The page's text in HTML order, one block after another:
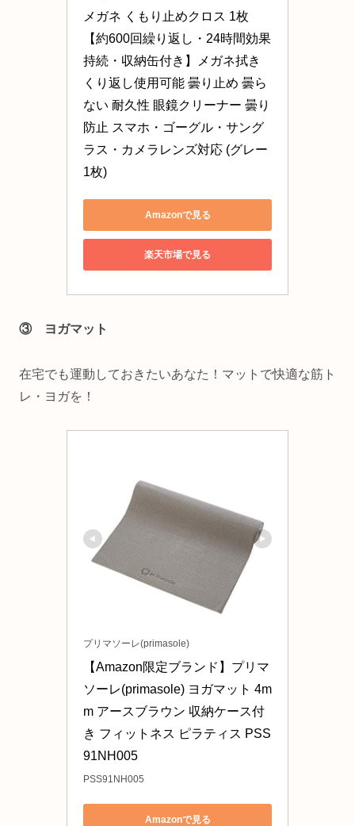
メガネ くもり止めクロス 1枚
【約600回繰り返し・24時間効果
持続・収納缶付き】メガネ拭き
くり返し使用可能 曇り止め 曇ら
ない 耐久性 眼鏡クリーナー 曇り
防止 スマホ・ゴーグル・サング
ラス・カメラレンズ対応 (グレー
1枚)
Amazonで見る
楽天市場で見る
③ ヨガマット
在宅でも運動しておきたいあなた！マットで快適な筋ト
レ・ヨガを！
プリマソーレ(primasole)
【Amazon限定ブランド】プリマ
ソーレ(primasole) ヨガマット 4m
m アースブラウン 収納ケース付
き フィットネス ピラティス PSS
91NH005
PSS91NH005
Amazonで見る